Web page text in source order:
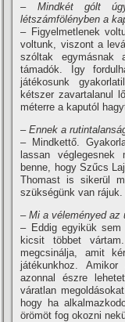
– Mindkét gólt
létszámfölényben a
– Figyelmetlenek
voltunk, viszont a
szóltak
támadók. Így
játékosunk
kétszer zavartalanul
méterre a kaputól
– Ennek a
– Mindkettő.
lassan
benne, hogy Szűcs
Thomast is sikerül
szükségünk van rájuk.
– Mi a véleményed az
– Eddig egyikük
kicsit többet
megcsinálja, amit
játékunkhoz.
azonnal észre
váratlan
hogy ha
örömöt fog okozni